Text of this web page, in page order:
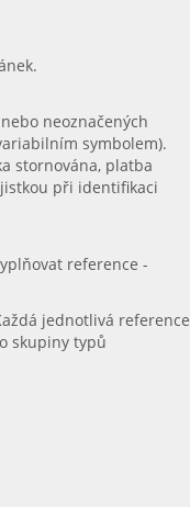
neoznačených
symbolem).
stornována, platba
při identifikaci
reference -
jednotlivá reference
skupiny typů